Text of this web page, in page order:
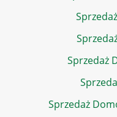
Sprzedaż
Sprzedaż